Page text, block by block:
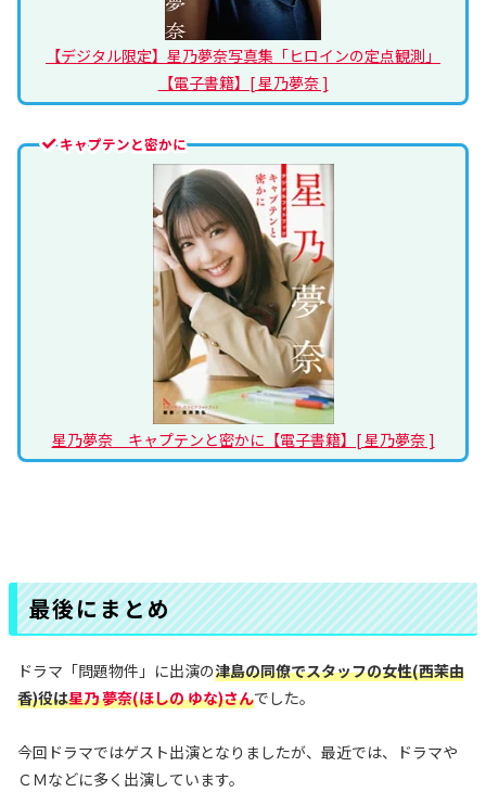
【デジタル限定】星乃夢奈写真集「ヒロインの定点観測」
【電子書籍】[ 星乃夢奈 ]
キャプテンと密かに
星乃夢奈 キャプテンと密かに【電子書籍】[ 星乃夢奈 ]
最後にまとめ
ドラマ「問題物件」に出演の津島の同僚でスタッフの女性(西茉由
香)役は星乃 夢奈(ほしの ゆな)さんでした。
今回ドラマではゲスト出演となりましたが、最近では、ドラマや
ＣＭなどに多く出演しています。